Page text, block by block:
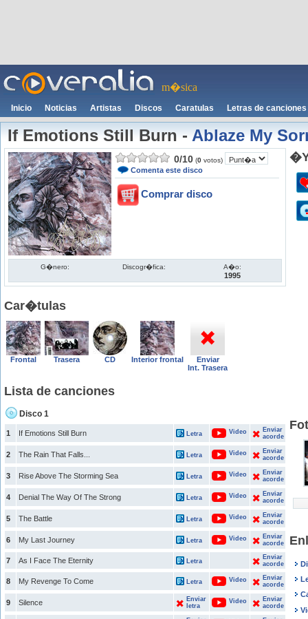
m�sica
Inicio Noticias Artistas Discos Caratulas Letras de canciones
If Emotions Still Burn-Ablaze My
0/10 (0 votos)
Comenta este disco
Comprar disco
G�nero: Discogr�fica: A�o:
1995
Car�tulas
Frontal Trasera CD Interior frontal
Enviar
Int. Trasera
Lista de canciones
Disco 1
1 If Emotions Still Burn Letra Video
Enviar
acorde
2 The Rain That Falls... Letra Video
Enviar
acorde
3 Rise Above The Storming Sea Letra Video
Enviar
acorde
4 Denial The Way Of The Strong Letra Video
Enviar
acorde
5 The Battle Letra Video
Enviar
acorde
6 My Last Journey Letra Video
Enviar
acorde
7 As I Face The Eternity Letra
Enviar
acorde
8 My Revenge To Come Letra Video
Enviar
acorde
9 Silence
Enviar
letra
Video
Enviar
acorde